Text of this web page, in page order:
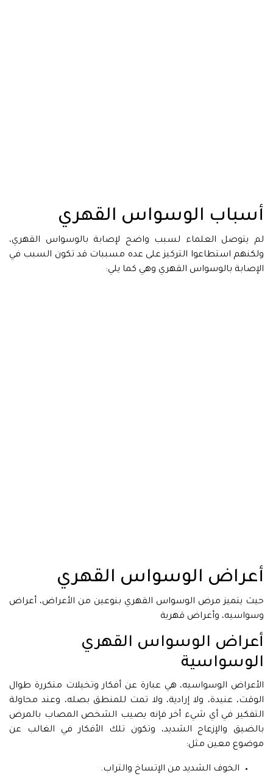
أسباب الوسواس القهري
لم يتوصل العلماء لسبب واضح لإصابة بالوسواس القهري،
ولكنهم استطاعوا التركيز على عده مسببات قد تكون السبب في
الإصابة بالوسواس القهري وهي كما يلي:
أعراض الوسواس القهري
حيث يتميز مرض الوسواس القهري بنوعين من الأعراض، أعراض
وسواسيه، وأعراض قهرية
أعراض الوسواس القهري
الوسواسية
الأعراض الوسواسيه، هي عبارة عن أفكار وتخيلات متكررة طوال
الوقت، عنيدة، ولا إرادية، ولا تمت للمنطق بصله، وعند محاولة
التفكير في أي شيء أخر فإنه يصيب الشخص المصاب بالمرض
بالضيق والإزعاج الشديد، وتكون تلك الأفكار في الغالب عن
موضوع معين مثل:
الخوف الشديد من الإتساخ والتراب.